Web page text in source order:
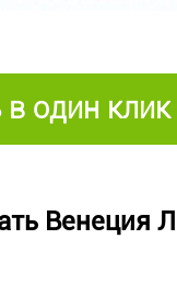
в один клик
Венеция